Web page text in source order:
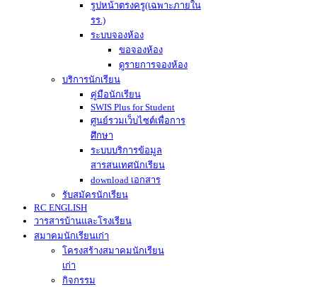
รูปหน้าตรงครู(เฉพาะภายใน
รร.)
ระบบจองห้อง
ขอจองห้อง
ดูรายการจองห้อง
บริการนักเรียน
คู่มือนักเรียน
SWIS Plus for Student
ศูนย์รวมเว็บไซต์เพื่อการ
ศึกษา
ระบบบริการข้อมูล
สารสนเทศนักเรียน
download เอกสาร
รับสมัครนักเรียน
RC ENGLISH
วารสารบ้านและโรงเรียน
สมาคมนักเรียนเก่า
โครงสร้างสมาคมนักเรียน
เก่า
กิจกรรม